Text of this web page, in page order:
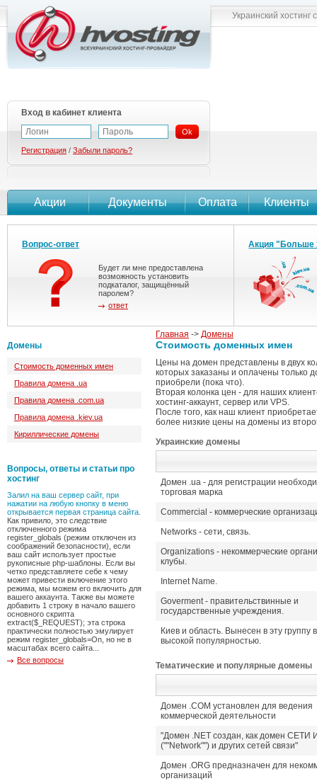
Главная -> Домены
Стоимость доменных имен
Цены на домен представлены в двух
которых заказаны и оплачены только
приобрели (пока что).
Вторая колонка цен - для наших
хостинг-аккаунт, сервер или VPS.
После того, как наш клиент
более низкие цены на домены из
Украинские домены
Домен .ua - для регистрации
торговая марка
Commercial - коммерческие
Networks - сети, связь.
Organizations - некоммерческие
клубы.
Internet Name.
Goverment - правительствинные и
государственные учреждения.
Киев и область. Вынесен в эту группу
высокой популярностью.
Тематические и популярные домены
Домен .COM установлен для ведения
коммерческой деятельности
"Домен .NET создан, как домен СЕТИ
(""Network"") и других сетей связи"
Домен .ORG предназначен для
организаций
Акции Документы Оплата Клиенты
Украинский
Вход в кабинет клиента
Ok
Регистрация / Забыли пароль?
Вопрос-ответ
Будет ли мне предоставлена
возможность установить
подкаталог, защищённый
паролем?
ответ
Акция "Больше
Домены
Стоимость доменных имен
Правила домена .ua
Правила домена .com.ua
Правила домена .kiev.ua
Кириллические домены
Вопросы, ответы и статьи про
хостинг
Залил на ваш сервер сайт, при
нажатии на любую кнопку в меню
открывается первая страница сайта.
Как привило, это следствие
отключенного режима
register_globals (режим отключен из
соображений безопасности), если
ваш сайт использует простые
рукописные php-шаблоны. Если вы
четко представляете себе к чему
может привести включение этого
режима, мы можем его включить для
вашего аккаунта. Также вы можете
добавить 1 строку в начало вашего
основного скрипта
extract($_REQUEST); эта строка
практически полностью эмулирует
режим register_globals=On, но не в
масштабах всего сайта...
Все вопросы